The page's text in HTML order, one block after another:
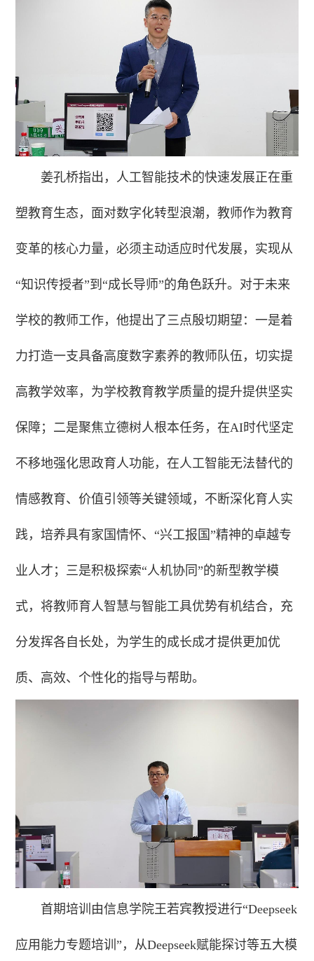
姜孔桥指出，人工智能技术的快速发展正在重
塑教育生态，面对数字化转型浪潮，教师作为教育
变革的核心力量，必须主动适应时代发展，实现从
“知识传授者”到“成长导师”的角色跃升。对于未来
学校的教师工作，他提出了三点殷切期望：一是着
力打造一支具备高度数字素养的教师队伍，切实提
高教学效率，为学校教育教学质量的提升提供坚实
保障；二是聚焦立德树人根本任务，在AI时代坚定
不移地强化思政育人功能，在人工智能无法替代的
情感教育、价值引领等关键领域，不断深化育人实
践，培养具有家国情怀、“兴工报国”精神的卓越专
业人才；三是积极探索“人机协同”的新型教学模
式，将教师育人智慧与智能工具优势有机结合，充
分发挥各自长处，为学生的成长成才提供更加优
质、高效、个性化的指导与帮助。
首期培训由信息学院王若宾教授进行“Deepseek
应用能力专题培训”，从Deepseek赋能探讨等五大模